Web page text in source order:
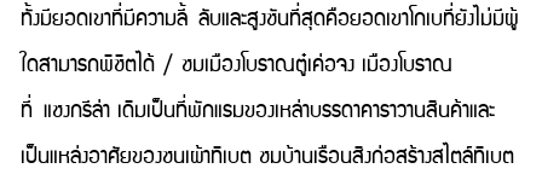
ทั้งมียอดเขาที่มีความลี้ ลับและสูงชันที่สุดคือยอดเขาโกเบที่ยังไม่มีผู้
ใดสามารถพิชิตได้ / ชมเมืองโบราณตู๋เค่อจง เมืองโบราณ
ที่ แชงกรีล่า เดิมเป็นที่พักแรมของเหล่าบรรดาคาราวานสินค้าและ
เป็นแหล่งอาศัยของชนเผ้าทิเบต ชมบ้านเรือนสิงก่อสร้างสไตล์ทิเบต